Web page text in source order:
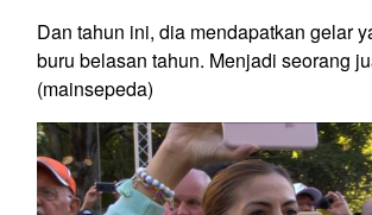
Dan tahun ini, dia mendapatkan gelar
buru belasan tahun. Menjadi seorang
(mainsepeda)